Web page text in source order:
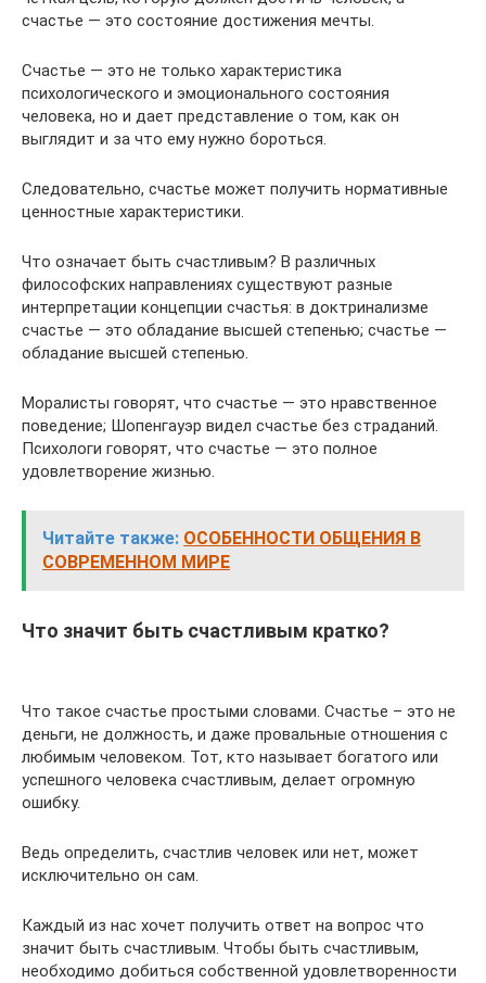
счастье — это состояние достижения мечты.
Счастье — это не только характеристика
психологического и эмоционального состояния
человека, но и дает представление о том, как он
выглядит и за что ему нужно бороться.
Следовательно, счастье может получить нормативные
ценностные характеристики.
Что означает быть счастливым? В различных
философских направлениях существуют разные
интерпретации концепции счастья: в доктринализме
счастье — это обладание высшей степенью; счастье —
обладание высшей степенью.
Моралисты говорят, что счастье — это нравственное
поведение; Шопенгауэр видел счастье без страданий.
Психологи говорят, что счастье — это полное
удовлетворение жизнью.
Читайте также: ОСОБЕННОСТИ ОБЩЕНИЯ В
СОВРЕМЕННОМ МИРЕ
Что значит быть счастливым кратко?
Что такое счастье простыми словами. Счастье – это не
деньги, не должность, и даже провальные отношения с
любимым человеком. Тот, кто называет богатого или
успешного человека счастливым, делает огромную
ошибку.
Ведь определить, счастлив человек или нет, может
исключительно он сам.
Каждый из нас хочет получить ответ на вопрос что
значит быть счастливым. Чтобы быть счастливым,
необходимо добиться собственной удовлетворенности